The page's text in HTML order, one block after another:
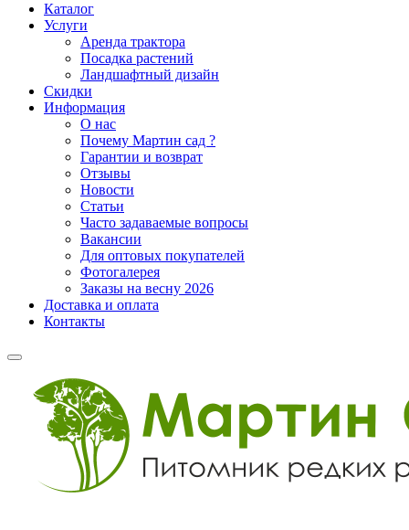
Каталог
Услуги
Аренда трактора
Посадка растений
Ландшафтный дизайн
Скидки
Информация
О нас
Почему Мартин сад ?
Гарантии и возврат
Отзывы
Новости
Статьи
Часто задаваемые вопросы
Вакансии
Для оптовых покупателей
Фотогалерея
Заказы на весну 2026
Доставка и оплата
Контакты